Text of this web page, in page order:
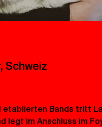
Schweiz
etablierten Bands tritt
legt im Anschluss im